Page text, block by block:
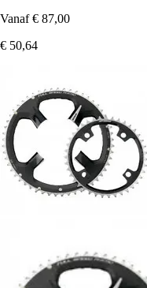
Vanaf € 87,00
€ 50,64